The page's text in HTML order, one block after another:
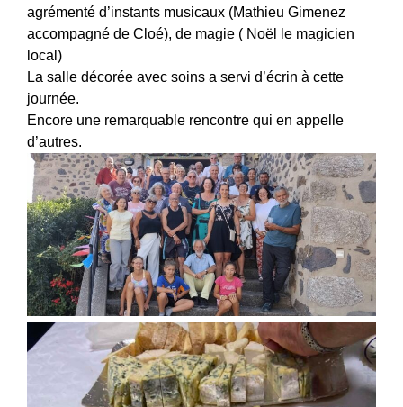
agrémenté d’instants musicaux (Mathieu Gimenez
accompagné de Cloé), de magie ( Noël le magicien
local)
La salle décorée avec soins a servi d’écrin à cette
journée.
Encore une remarquable rencontre qui en appelle
d’autres.